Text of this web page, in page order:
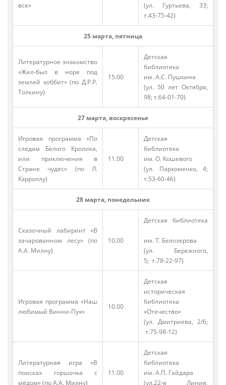
все»
(ул. Гуртьева, 33;
т.43-75-42)
25 марта, пятница
Литературное знакомство
«Жил-был в норе под
землей хоббит» (по Д.Р.Р.
Толкину)
15.00
Детская
библиотека
им. А.С. Пушкина
(ул. 50 лет Октября,
98; т.64-01-70)
27 марта, воскресенье
Игровая программа «По
следам Белого Кролика,
или приключения в
Стране чудес» (по Л.
Кэрроллу)
11.00
Детская
библиотека
им. О. Кошевого
(ул. Пархоменко, 4;
т.53-60-46)
28 марта, понедельник
Сказочный лабиринт «В
зачарованном лесу» (по
А.А. Милну)
10.00
Детская библиотека
им. Т. Белозерова
(ул. Бережного,
5; т.78-22-97)
Игровая программа «Наш
любимый Винни-Пух»
10.00
Детская
историческая
библиотека
«Отечество»
(ул. Дмитриева, 2/6;
т.75-98-12)
Литературная игра «В
поисках горшочка с
мёдом» (по А.А. Милну)
11.00
Детская
библиотека
им. А.П. Гайдара
(ул.22-я Линия,